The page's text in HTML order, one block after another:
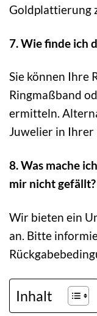
Goldplattierung
7. Wie finde ich
Sie können Ihre
Ringmaßband
ermitteln.
Juwelier in Ihrer
8. Was mache
mir nicht gefällt?
Wir bieten ein
an. Bitte
Inhalt